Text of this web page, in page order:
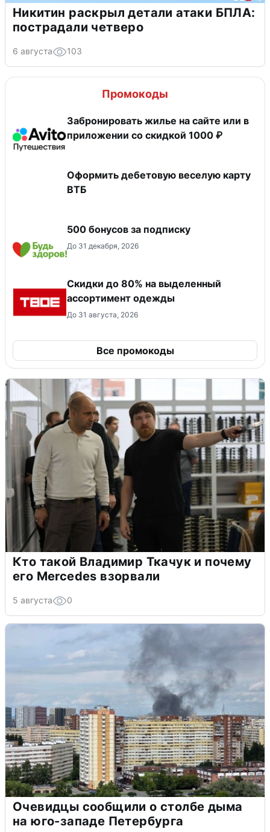
Никитин раскрыл детали атаки БПЛА:
пострадали четверо
6 августа 103
Промокоды
Забронировать жилье на сайте или в
приложении со скидкой 1000 ₽
Оформить дебетовую веселую карту
ВТБ
500 бонусов за подписку
До 31 декабря, 2026
Скидки до 80% на выделенный
ассортимент одежды
До 31 августа, 2026
Все промокоды
Кто такой Владимир Ткачук и почему
его Mercedes взорвали
5 августа 0
Очевидцы сообщили о столбе дыма
на юго-западе Петербурга